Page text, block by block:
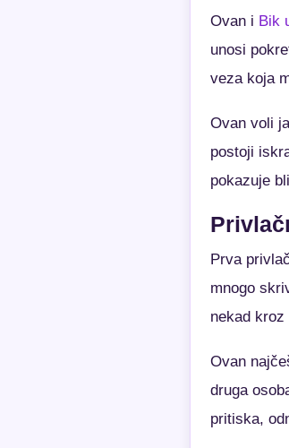
Ovan i Bik
unosi
veza koja
Ovan voli
postoji
pokazuje
Prva
mnogo
nekad
Ovan
druga
pritiska,